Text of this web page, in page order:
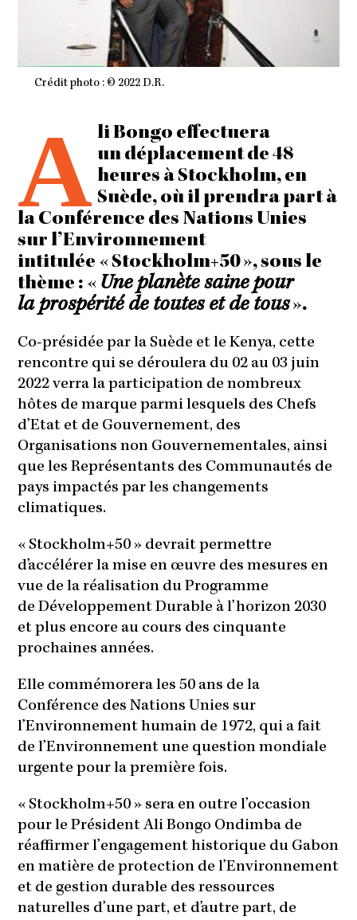
Crédit photo : © 2022 D.R.
A li Bongo effectuera
un déplacement de 48
heures à Stockholm, en
Suède, où il prendra part à
la Conférence des Nations Unies
sur l’Environnement
intitulée « Stockholm+50 », sous le
thème : « Une planète saine pour
la prospérité de toutes et de tous».
Co-présidée par la Suède et le Kenya, cette
rencontre qui se déroulera du 02 au 03 juin
2022 verra la participation de nombreux
hôtes de marque parmi lesquels des Chefs
d’Etat et de Gouvernement, des
Organisations non Gouvernementales, ainsi
que les Représentants des Communautés de
pays impactés par les changements
climatiques.
« Stockholm+50 » devrait permettre
d’accélérer la mise en œuvre des mesures en
vue de la réalisation du Programme
de Développement Durable à l’horizon 2030
et plus encore au cours des cinquante
prochaines années.
Elle commémorera les 50 ans de la
Conférence des Nations Unies sur
l’Environnement humain de 1972, qui a fait
de l’Environnement une question mondiale
urgente pour la première fois.
« Stockholm+50 » sera en outre l’occasion
pour le Président Ali Bongo Ondimba de
réaffirmer l’engagement historique du Gabon
en matière de protection de l’Environnement
et de gestion durable des ressources
naturelles d’une part, et d’autre part, de